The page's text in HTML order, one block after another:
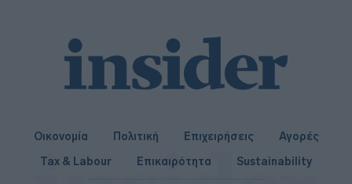
Οικονομία Πολιτική Επιχειρήσεις
Αγορές
Tax & Labour
Επικαιρότητα Sustainability